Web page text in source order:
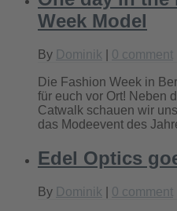
Week Model
By Dominik 0 comment
Die Fashion Week in
für euch vor Ort! Neben
Catwalk schauen wir
das Modeevent des
Edel Optics
By Dominik 0 comment